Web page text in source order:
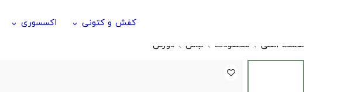
کفش و کتونی keyboard_arrow_down اکسسوری keyboard_arrow_down
صفحه اصلی محصولات لباس دورس